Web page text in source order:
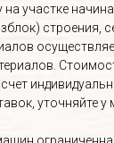
участке
строения,
уточняйте